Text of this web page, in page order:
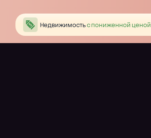
Недвижимостьс пониженной ценой